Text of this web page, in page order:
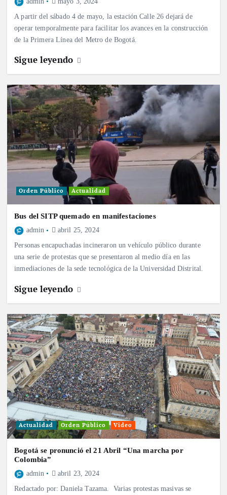
A partir del sábado 4 de mayo, la estación Calle 26 dejará de
operar temporalmente para facilitar los avances en la construcción
de la Primera Línea del Metro de Bogotá.
Sigue leyendo
Orden Público Actualidad
Bus del SITP quemado en manifestaciones
admin abril 25, 2024
Personas encapuchadas incineraron un vehículo público durante
una serie de protestas que se presentaron al medio día en las
inmediaciones de la sede tecnológica de la Universidad Distrital.
Sigue leyendo
Actualidad Orden Público Video
Bogotá se pronunció el 21 Abril “Una marcha por
Colombia”
admin abril 23, 2024
Redactado por: Daniela Tazama. Varias protestas masivas se